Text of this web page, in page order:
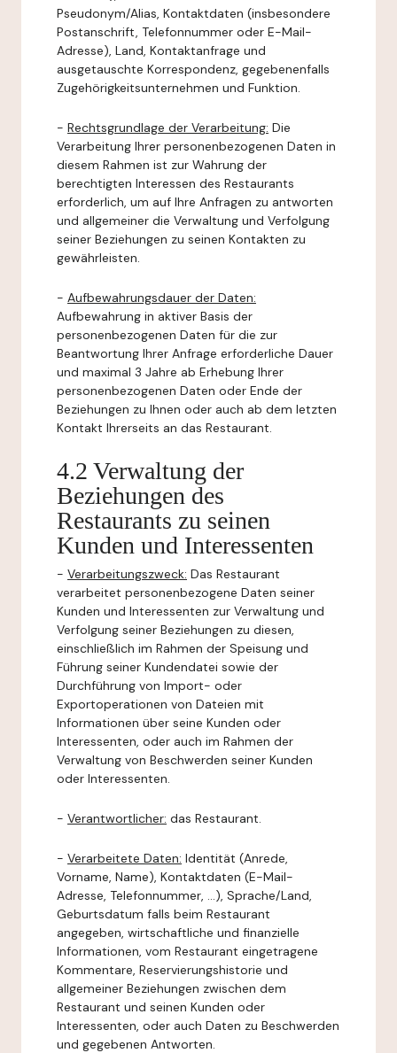
Pseudonym/Alias, Kontaktdaten (insbesondere
Postanschrift, Telefonnummer oder E-Mail-
Adresse), Land, Kontaktanfrage und
ausgetauschte Korrespondenz, gegebenenfalls
Zugehörigkeitsunternehmen und Funktion.
- Rechtsgrundlage der Verarbeitung: Die
Verarbeitung Ihrer personenbezogenen Daten in
diesem Rahmen ist zur Wahrung der
berechtigten Interessen des Restaurants
erforderlich, um auf Ihre Anfragen zu antworten
und allgemeiner die Verwaltung und Verfolgung
seiner Beziehungen zu seinen Kontakten zu
gewährleisten.
- Aufbewahrungsdauer der Daten:
Aufbewahrung in aktiver Basis der
personenbezogenen Daten für die zur
Beantwortung Ihrer Anfrage erforderliche Dauer
und maximal 3 Jahre ab Erhebung Ihrer
personenbezogenen Daten oder Ende der
Beziehungen zu Ihnen oder auch ab dem letzten
Kontakt Ihrerseits an das Restaurant.
4.2 Verwaltung der
Beziehungen des
Restaurants zu seinen
Kunden und Interessenten
- Verarbeitungszweck: Das Restaurant
verarbeitet personenbezogene Daten seiner
Kunden und Interessenten zur Verwaltung und
Verfolgung seiner Beziehungen zu diesen,
einschließlich im Rahmen der Speisung und
Führung seiner Kundendatei sowie der
Durchführung von Import- oder
Exportoperationen von Dateien mit
Informationen über seine Kunden oder
Interessenten, oder auch im Rahmen der
Verwaltung von Beschwerden seiner Kunden
oder Interessenten.
- Verantwortlicher: das Restaurant.
- Verarbeitete Daten: Identität (Anrede,
Vorname, Name), Kontaktdaten (E-Mail-
Adresse, Telefonnummer, ...), Sprache/Land,
Geburtsdatum falls beim Restaurant
angegeben, wirtschaftliche und finanzielle
Informationen, vom Restaurant eingetragene
Kommentare, Reservierungshistorie und
allgemeiner Beziehungen zwischen dem
Restaurant und seinen Kunden oder
Interessenten, oder auch Daten zu Beschwerden
und gegebenen Antworten.